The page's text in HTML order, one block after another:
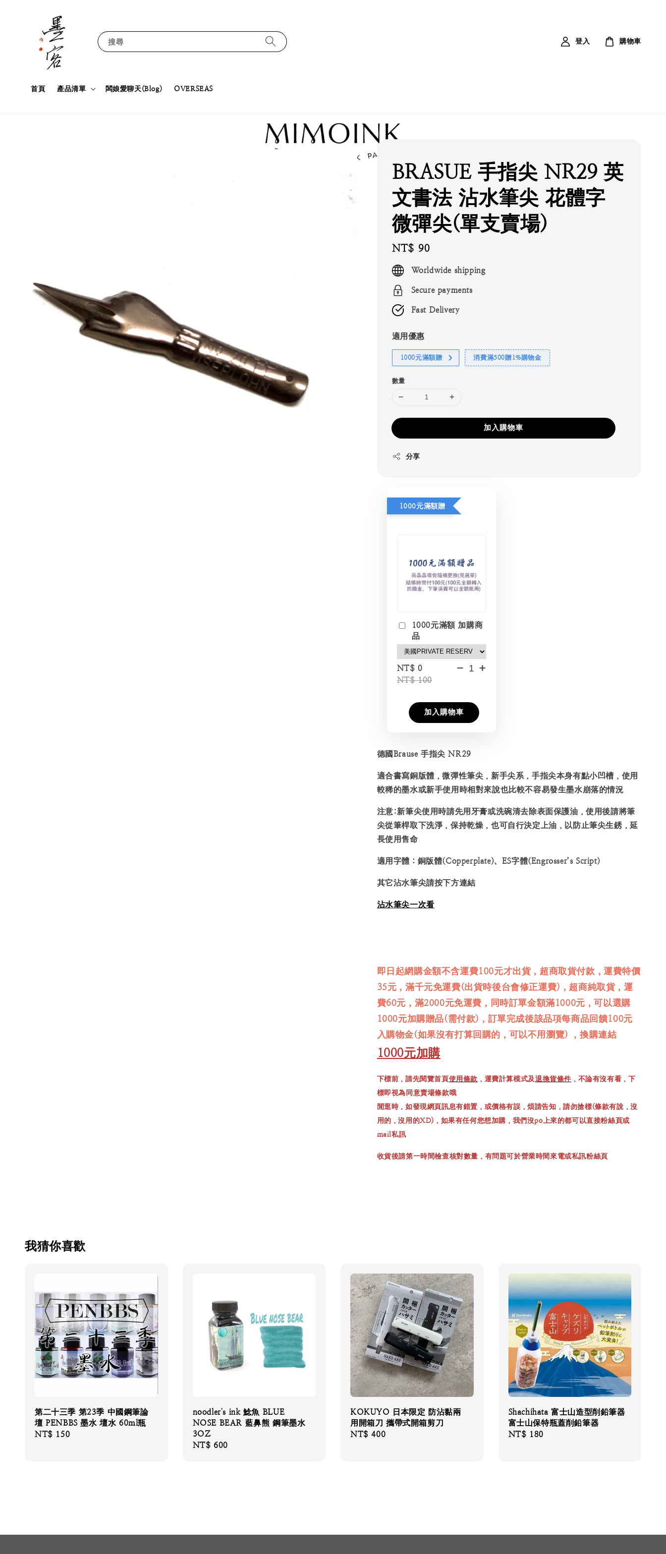
搜尋
首頁 產品清單 闆娘愛聊天(Blog) OVERSEAS
登入 購物車
BRASUE 手指尖 NR29 英
文書法 沾水筆尖 花體字
微彈尖(單支賣場)
Regular
price
NT$ 90
Worldwide shipping
Secure payments
Fast Delivery
適用優惠
1000元滿額贈 消費滿500贈1%購物金
數量
加入購物車
分享
1000元滿額贈
1000元滿額 加購商
品
NT$ 0
NT$ 100
- +
加入購物車
德國Brause 手指尖 NR29
適合書寫銅版體，微彈性筆尖，新手尖系，手指尖本身有點小凹槽，使用
較稀的墨水或新手使用時相對來說也比較不容易發生墨水崩落的情況
注意:新筆尖使用時請先用牙膏或洗碗清去除表面保護油，使用後請將筆
尖從筆桿取下洗淨，保持乾燥，也可自行決定上油，以防止筆尖生銹，延
長使用售命
適用字體：銅版體(Copperplate)、ES字體(Engrosser’s Script)
其它沾水筆尖請按下方連結
沾水筆尖一次看
即日起網購金額不含運費100元才出貨，超商取貨付款，運費特價
35元，滿千元免運費(出貨時後台會修正運費)，超商純取貨，運
費60元，滿2000元免運費，同時訂單金額滿1000元，可以選購
1000元加購贈品(需付款)，訂單完成後該品項每商品回饋100元
入購物金(如果沒有打算回購的，可以不用瀏覽) ，換購連結
1000元加購
下標前，請先閱覽首頁使用條款 ，運費計算模式及退換貨條件 ，不論有沒有看，下
標即視為同意賣場條款哦
閒逛時，如發現網頁訊息有錯置，或價格有誤，煩請告知，請勿搶標(條款有說，沒
用的，沒用的XD)，如果有任何您想加購，我們沒po上來的都可以直接粉絲頁或
mail私訊
收貨後請第一時間檢查核對數量，有問題可於營業時間來電或私訊粉絲頁
我猜你喜歡
第二十三季 第23季 中國鋼筆論
壇 PENBBS 墨水 壇水 60ml瓶
Regular
NT$ 150
noodler's ink 鯰魚 BLUE
NOSE BEAR 藍鼻熊 鋼筆墨水
3OZ
Regular
NT$ 600
KOKUYO 日本限定 防沾黏兩
用開箱刀 攜帶式開箱剪刀
Regular
NT$ 400
Shachihata 富士山造型削鉛筆器
富士山保特瓶蓋削鉛筆器
Regular
NT$ 180